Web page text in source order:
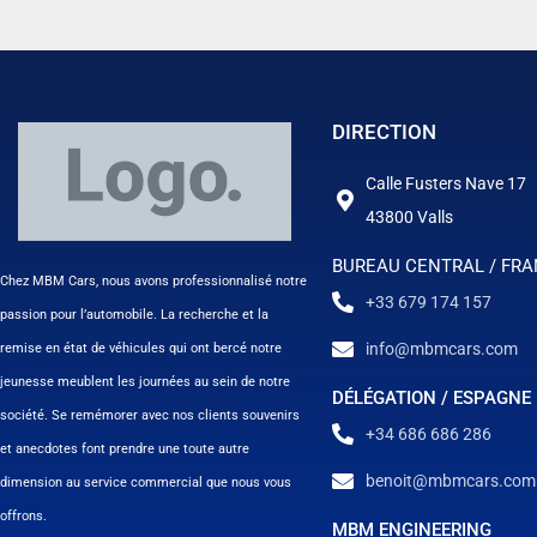
Chez MBM Cars, nous avons professionnalisé notre
passion pour l’automobile. La recherche et la
remise en état de véhicules qui ont bercé notre
jeunesse meublent les journées au sein de notre
société. Se remémorer avec nos clients souvenirs
et anecdotes font prendre une toute autre
dimension au service commercial que nous vous
offrons.
DIRECTION
Calle Fusters Nave 17
43800 Valls
BUREAU CENTRAL /
+33 679 174 157
info@mbmcars.com
DÉLÉGATION / ESPAGNE
+34 686 686 286
benoit@mbmcars.com
MBM ENGINEERING